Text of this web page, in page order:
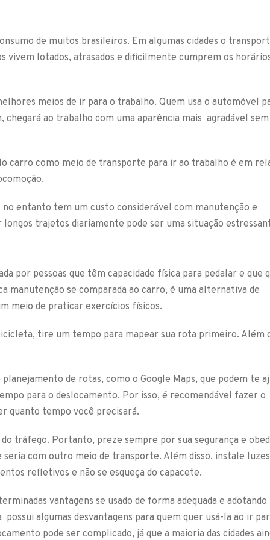
de muitos brasileiros. Em algumas cidades o
vivem lotados, atrasados e dificilmente cumprem os
meios de ir para o trabalho. Quem usa o automóvel
ao trabalho com uma aparência mais agradável
carro como meio de transporte para ir ao trabalho é em
entanto tem um custo considerável com manutenção e
trajetos diariamente pode ser uma situação
por pessoas que têm capacidade física para pedalar e que
manutenção se comparada ao carro, é uma alternativa de
meio de praticar exercícios físicos.
tire um tempo para mapear sua rota primeiro. Além
de rotas, como o Google Maps, que podem te
para o deslocamento. Por isso, é recomendável fazer o
quanto tempo você precisará.
tráfego. Portanto, preze sempre por sua segurança e
com outro meio de transporte. Além disso, instale luzes
refletivos e não se esqueça do capacete.
vantagens se usado de forma adequada e adotando
algumas desvantagens para quem quer usá-la ao ir
pode ser complicado, já que a maioria das cidades